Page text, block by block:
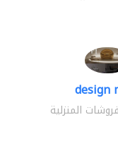
design
المنزلية